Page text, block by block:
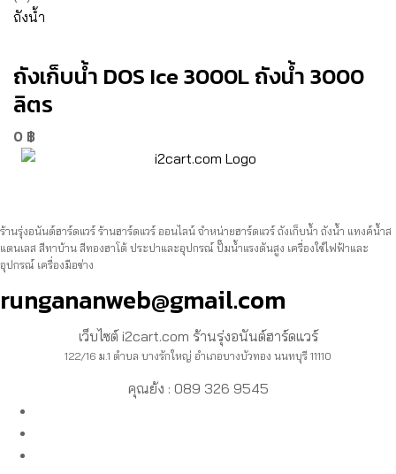
ถังน้ำ
ถังเก็บน้ำ DOS Ice 3000L ถังน้ำ 3000
ลิตร
0 ฿
ร้านรุ่งอนันต์ฮาร์ดแวร์ ร้านฮาร์ดแวร์ ออนไลน์ จำหน่ายฮาร์ดแวร์ ถังเก็บน้ำ ถังน้ำ แทงค์น้ำส
แตนเลส สีทาบ้าน สีทองฮาโต้ ประปาและอุปกรณ์ ปั๊มน้ำแรงดันสูง เครื่องใช้ไฟฟ้าและ
อุปกรณ์ เครื่องมือช่าง
rungananweb@gmail.com
เว็บไซต์ i2cart.com ร้านรุ่งอนันต์ฮาร์ดแวร์
122/16 ม.1 ตำบล บางรักใหญ่ อำเภอบางบัวทอง นนทบุรี 11110
คุณย้ง : 089 326 9545